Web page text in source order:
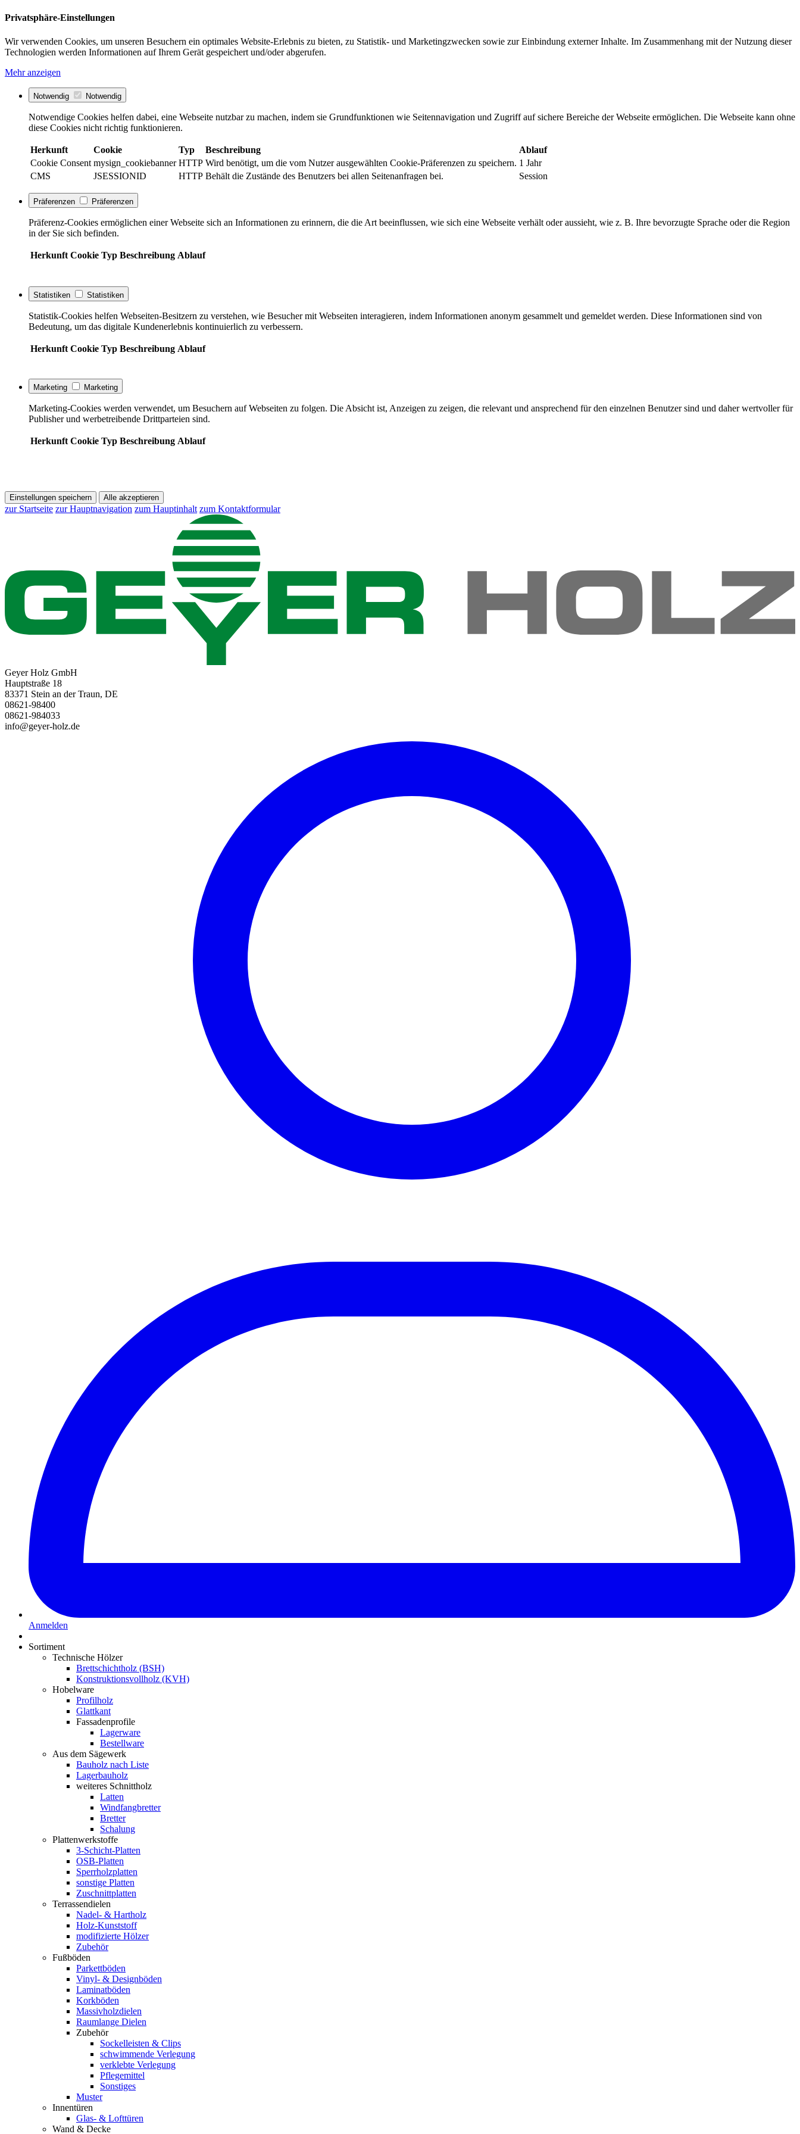
Privatsphäre-Einstellungen
Wir verwenden Cookies, um unseren Besuchern ein optimales Website-Erlebnis zu bieten, zu Statistik- und Marketingzwecken sowie zur Einbindung externer Inhalte. Im Zusammenhang mit der Nutzung dieser
Technologien werden Informationen auf Ihrem Gerät gespeichert und/oder abgerufen.
Mehr anzeigen
Notwendig Notwendig
Notwendige Cookies helfen dabei, eine Webseite nutzbar zu machen, indem sie Grundfunktionen wie Seitennavigation und Zugriff auf sichere Bereiche der Webseite ermöglichen. Die Webseite kann ohne
diese Cookies nicht richtig funktionieren.
Herkunft Cookie Typ Beschreibung
Ablauf
Cookie Consent mysign_cookiebanner HTTP Wird benötigt, um die vom Nutzer ausgewählten Cookie-Präferenzen zu speichern. 1 Jahr
CMS
JSESSIONID HTTP Behält die Zustände des Benutzers bei allen Seitenanfragen bei. Session
Präferenzen Präferenzen
Präferenz-Cookies ermöglichen einer Webseite sich an Informationen zu erinnern, die die Art beeinflussen, wie sich eine Webseite verhält oder aussieht, wie z. B. Ihre bevorzugte Sprache oder die Region
in der Sie sich befinden.
Herkunft Cookie Typ Beschreibung Ablauf
Statistiken Statistiken
Statistik-Cookies helfen Webseiten-Besitzern zu verstehen, wie Besucher mit Webseiten interagieren, indem Informationen anonym gesammelt und gemeldet werden. Diese Informationen sind von
Bedeutung, um das digitale Kundenerlebnis kontinuierlich zu verbessern.
Herkunft Cookie Typ Beschreibung Ablauf
Marketing Marketing
Marketing-Cookies werden verwendet, um Besuchern auf Webseiten zu folgen. Die Absicht ist, Anzeigen zu zeigen, die relevant und ansprechend für den einzelnen Benutzer sind und daher wertvoller für
Publisher und werbetreibende Drittparteien sind.
Herkunft Cookie Typ Beschreibung Ablauf
Einstellungen speichern Alle akzeptieren
zur Startseite zur Hauptnavigation zum Hauptinhalt zum Kontaktformular
Geyer Holz GmbH
Hauptstraße 18
83371 Stein an der Traun, DE
08621-98400
08621-984033
info@geyer-holz.de
Anmelden
Sortiment
Technische Hölzer
Brettschichtholz (BSH)
Konstruktionsvollholz (KVH)
Hobelware
Profilholz
Glattkant
Fassadenprofile
Lagerware
Bestellware
Aus dem Sägewerk
Bauholz nach Liste
Lagerbauholz
weiteres Schnittholz
Latten
Windfangbretter
Bretter
Schalung
Plattenwerkstoffe
3-Schicht-Platten
OSB-Platten
Sperrholzplatten
sonstige Platten
Zuschnittplatten
Terrassendielen
Nadel- & Hartholz
Holz-Kunststoff
modifizierte Hölzer
Zubehör
Fußböden
Parkettböden
Vinyl- & Designböden
Laminatböden
Korkböden
Massivholzdielen
Raumlange Dielen
Zubehör
Sockelleisten & Clips
schwimmende Verlegung
verklebte Verlegung
Pflegemittel
Sonstiges
Muster
Innentüren
Glas- & Lofttüren
Wand & Decke